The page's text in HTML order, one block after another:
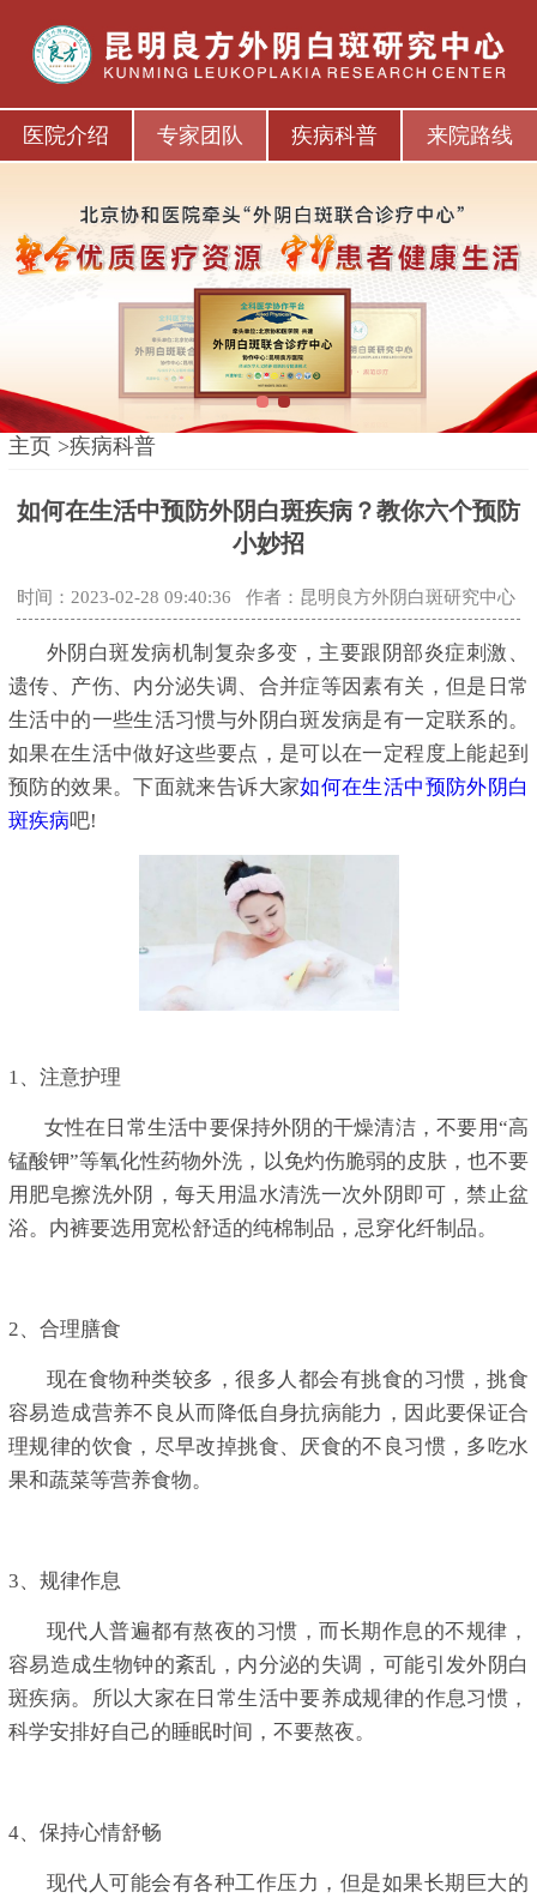
医院介绍 专家团队 疾病科普 来院路线
主页 >疾病科普
如何在生活中预防外阴白斑疾病？教你六个预防
小妙招
时间：2023-02-28 09:40:36 作者：昆明良方外阴白斑研究中心
外阴白斑发病机制复杂多变，主要跟阴部炎症刺激、
遗传、产伤、内分泌失调、合并症等因素有关，但是日常
生活中的一些生活习惯与外阴白斑发病是有一定联系的。
如果在生活中做好这些要点，是可以在一定程度上能起到
预防的效果。下面就来告诉大家如何在生活中预防外阴白
斑疾病吧!
1、注意护理
女性在日常生活中要保持外阴的干燥清洁，不要用“高
锰酸钾”等氧化性药物外洗，以免灼伤脆弱的皮肤，也不要
用肥皂擦洗外阴，每天用温水清洗一次外阴即可，禁止盆
浴。内裤要选用宽松舒适的纯棉制品，忌穿化纤制品。
2、合理膳食
现在食物种类较多，很多人都会有挑食的习惯，挑食
容易造成营养不良从而降低自身抗病能力，因此要保证合
理规律的饮食，尽早改掉挑食、厌食的不良习惯，多吃水
果和蔬菜等营养食物。
3、规律作息
现代人普遍都有熬夜的习惯，而长期作息的不规律，
容易造成生物钟的紊乱，内分泌的失调，可能引发外阴白
斑疾病。所以大家在日常生活中要养成规律的作息习惯，
科学安排好自己的睡眠时间，不要熬夜。
4、保持心情舒畅
现代人可能会有各种工作压力，但是如果长期巨大的